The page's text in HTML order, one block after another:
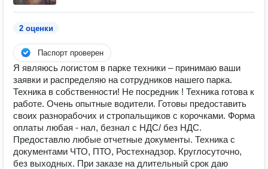
2 оценки
Паспорт проверен
Я являюсь логистом в парке техники – принимаю ваши
заявки и распределяю на сотрудников нашего парка.
Техника в собственности! Не посредник ! Техника готова к
работе. Очень опытные водители. Готовы предоставить
своих разнорабочих и стропальщиков с корочками. Форма
оплаты любая - нал, безнал с НДС/ без НДС.
Предоставлю любые отчетные документы. Техника с
документами ЧТО, ПТО, Ростехнадзор. Круглосуточно,
без выходных. При заказе на длительный срок даю